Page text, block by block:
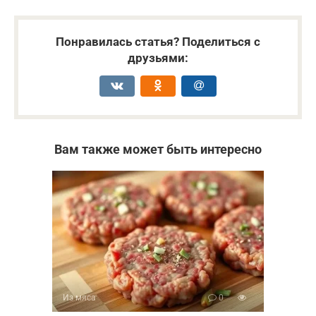
Понравилась статья? Поделиться с
друзьями:
Вам также может быть интересно
Из мяса 0